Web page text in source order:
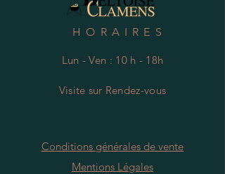
HORAIRES
Lun - Ven : 10 h - 18h
Visite sur Rendez-vous
Conditions générales de vente
Mentions Légales